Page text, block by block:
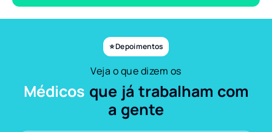
⭐ Depoimentos
Veja o que dizem os
Médicos que já trabalham com
a gente